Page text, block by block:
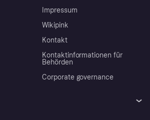
Impressum
Wikipink
Kontakt
Kontaktinformationen für
Behörden
Corporate governance